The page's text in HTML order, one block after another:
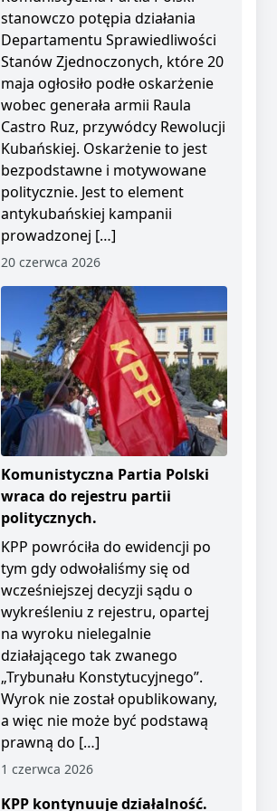
stanowczo potępia działania
Departamentu Sprawiedliwości
Stanów Zjednoczonych, które 20
maja ogłosiło podłe oskarżenie
wobec generała armii Raula
Castro Ruz, przywódcy Rewolucji
Kubańskiej. Oskarżenie to jest
bezpodstawne i motywowane
politycznie. Jest to element
antykubańskiej kampanii
prowadzonej […]
20 czerwca 2026
Komunistyczna Partia Polski
wraca do rejestru partii
politycznych.
KPP powróciła do ewidencji po
tym gdy odwołaliśmy się od
wcześniejszej decyzji sądu o
wykreśleniu z rejestru, opartej
na wyroku nielegalnie
działającego tak zwanego
„Trybunału Konstytucyjnego”.
Wyrok nie został opublikowany,
a więc nie może być podstawą
prawną do […]
1 czerwca 2026
KPP kontynuuje działalność.